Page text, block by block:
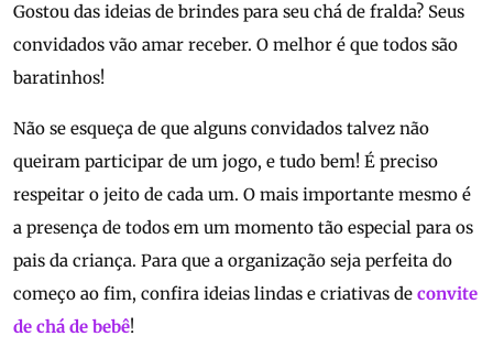
Gostou das ideias de brindes para seu chá de fralda? Seus
convidados vão amar receber. O melhor é que todos são
baratinhos!
Não se esqueça de que alguns convidados talvez não
queiram participar de um jogo, e tudo bem! É preciso
respeitar o jeito de cada um. O mais importante mesmo é
a presença de todos em um momento tão especial para os
pais da criança. Para que a organização seja perfeita do
começo ao fim, confira ideias lindas e criativas de convite
de chá de bebê!